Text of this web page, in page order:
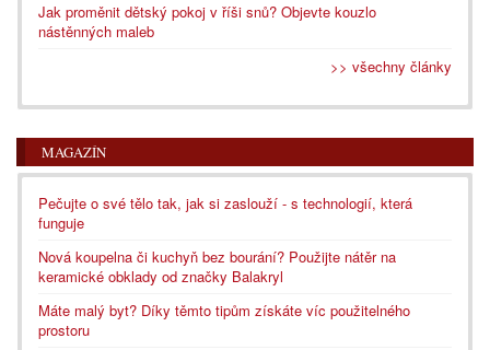
Jak proměnit dětský pokoj v říši snů? Objevte kouzlo
nástěnných maleb
>> všechny články
MAGAZÍN
Pečujte o své tělo tak, jak si zaslouží - s technologií, která
funguje
Nová koupelna či kuchyň bez bourání? Použijte nátěr na
keramické obklady od značky Balakryl
Máte malý byt? Díky těmto tipům získáte víc použitelného
prostoru